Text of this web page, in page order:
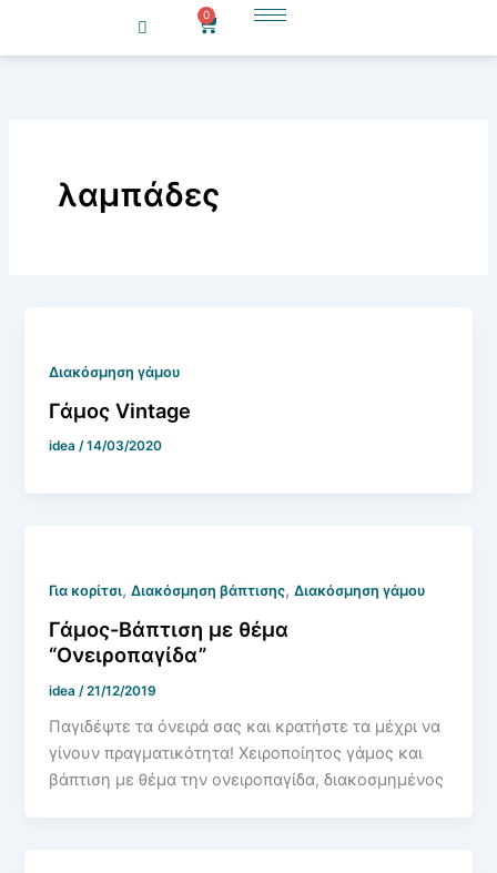
0
Cart
λαμπάδες
Διακόσμηση γάμου
Γάμος Vintage
idea/14/03/2020
Για κορίτσι,Διακόσμηση βάπτισης,Διακόσμηση γάμου
Γάμος-Βάπτιση με θέμα
“Ονειροπαγίδα”
idea /21/12/2019
Παγιδέψτε τα όνειρά σας και κρατήστε τα μέχρι να
γίνουν πραγματικότητα! Χειροποίητος γάμος και
βάπτιση με θέμα την ονειροπαγίδα, διακοσμημένος